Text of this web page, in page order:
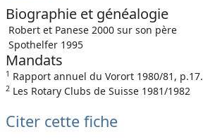
Biographie et généalogie
Robert et Panese 2000 sur son père
Spothelfer 1995
Mandats
1 Rapport annuel du Vorort 1980/81, p.17.
2 Les Rotary Clubs de Suisse 1981/1982
Citer cette fiche